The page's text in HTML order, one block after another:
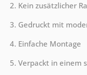
2. Kein zusätzlicher
3. Gedruckt mit
4. Einfache Montage
5. Verpackt in einem